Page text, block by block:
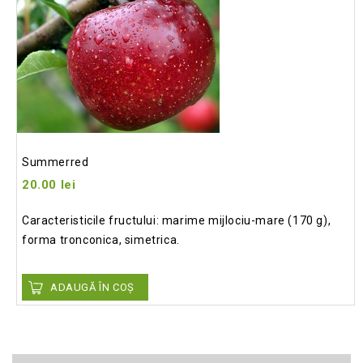
Summerred
20.00 lei
Caracteristicile fructului: marime mijlociu-mare (170 g),
forma tronconica, simetrica.
ADAUGĂ ÎN COȘ